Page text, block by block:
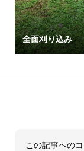
全面刈り込み
この記事への